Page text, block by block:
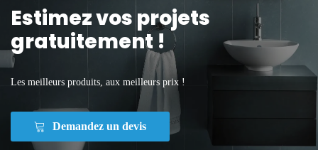
Estimez vos projets
gratuitement !
Les meilleurs produits, aux meilleurs prix !
Demandez un devis